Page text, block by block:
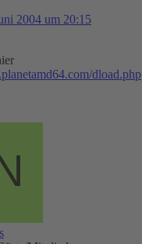
2004 um 20:15
dload.php